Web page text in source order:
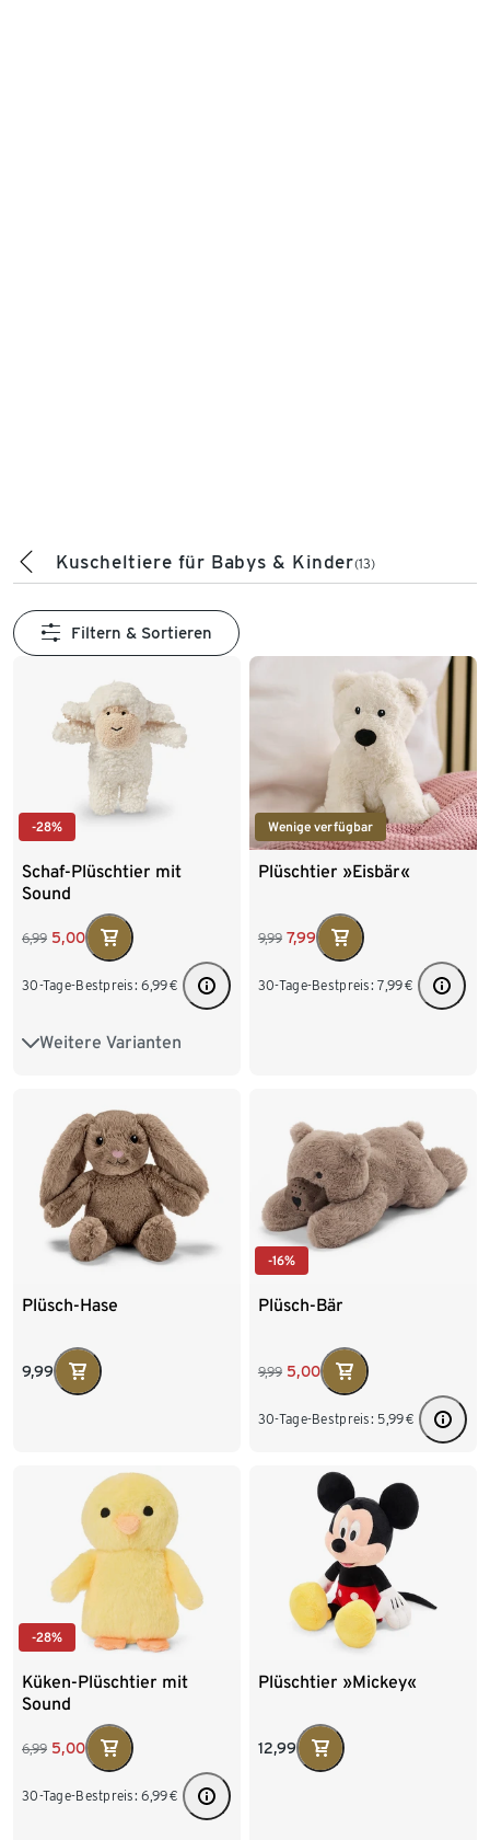
Kuscheltiere für Babys & Kinder(13)
Filtern & Sortieren
-28%
Schaf-Plüschtier mit
Sound
6,99 5,00
30-Tage-Bestpreis: 6,99€
Weitere Varianten
Küken
Wenige verfügbar
Plüschtier »Eisbär«
9,99 7,99
30-Tage-Bestpreis: 7,99€
Plüsch-Hase
9,99
-16%
Plüsch-Bär
9,99 5,00
30-Tage-Bestpreis: 5,99€
-28%
Küken-Plüschtier mit
Sound
6,99 5,00
30-Tage-Bestpreis: 6,99€
Plüschtier »Mickey«
12,99